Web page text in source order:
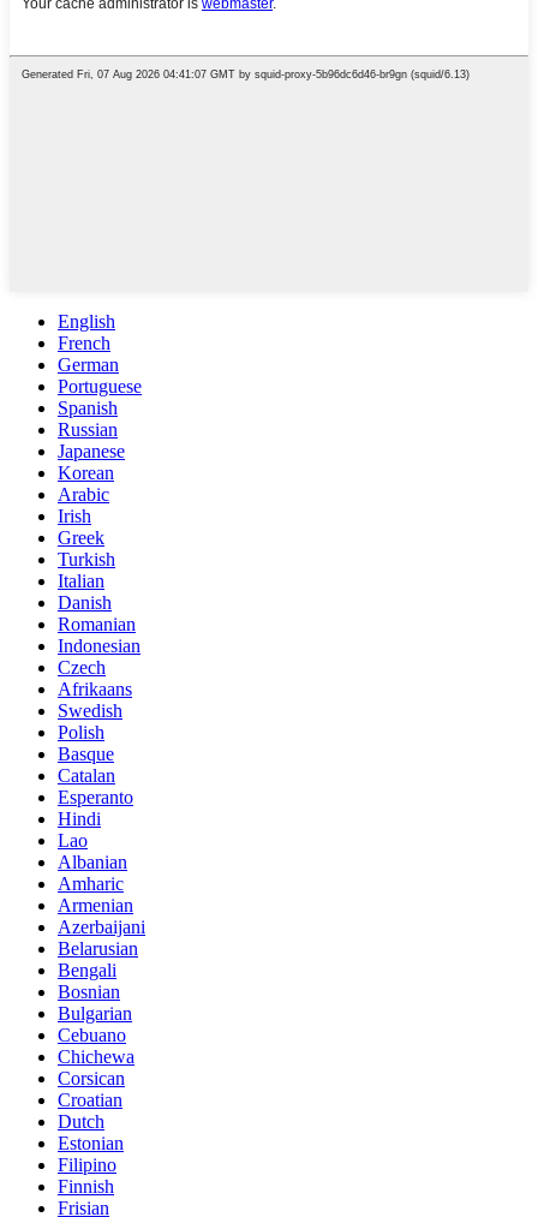
English
French
German
Portuguese
Spanish
Russian
Japanese
Korean
Arabic
Irish
Greek
Turkish
Italian
Danish
Romanian
Indonesian
Czech
Afrikaans
Swedish
Polish
Basque
Catalan
Esperanto
Hindi
Lao
Albanian
Amharic
Armenian
Azerbaijani
Belarusian
Bengali
Bosnian
Bulgarian
Cebuano
Chichewa
Corsican
Croatian
Dutch
Estonian
Filipino
Finnish
Frisian